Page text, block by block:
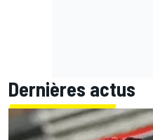
Dernières actus